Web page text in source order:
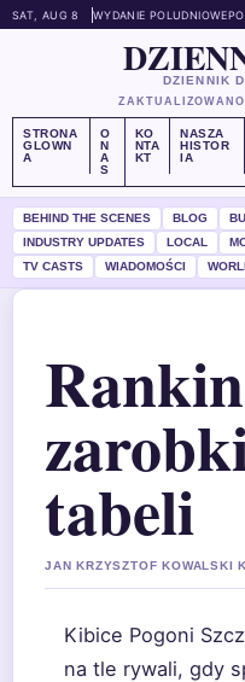
SAT, AUG 8 WYDANIE POLUDNIOWE
DZIENNIK
STRONA
GLOWN
A
O
N
A
S
KO
NTA
KT
NASZA
HISTOR
IA
BEHIND THE SCENES BLOG
INDUSTRY UPDATES
LOCAL
TV CASTS
WIADOMOŚCI
tabeli
JAN KRZYSZTOF KOWALSKI
Kibice Pogoni
na tle rywali, gdy